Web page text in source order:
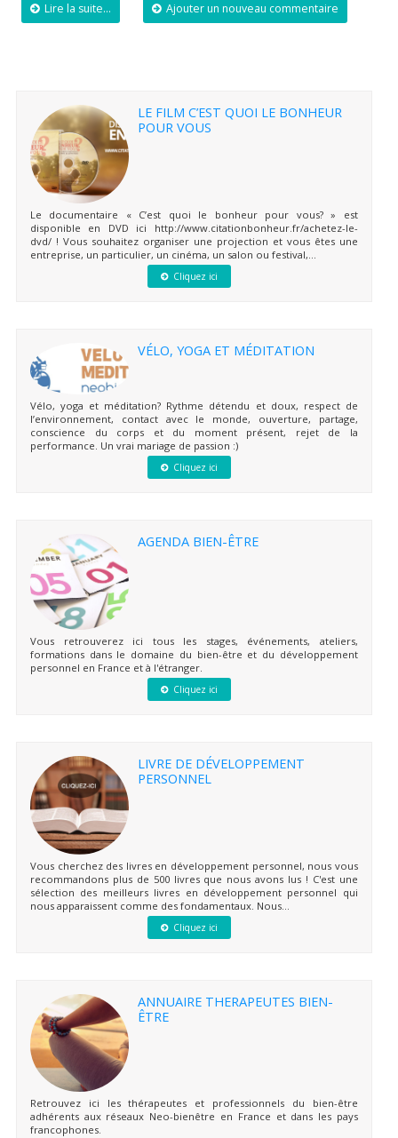
Lire la suite... Ajouter un nouveau commentaire
LE FILM C’EST QUOI LE BONHEUR
POUR VOUS
Le documentaire « C’est quoi le bonheur pour vous? » est
disponible en DVD ici http://www.citationbonheur.fr/achetez-le-
dvd/ ! Vous souhaitez organiser une projection et vous êtes une
entreprise, un particulier, un cinéma, un salon ou festival,...
Cliquez ici
VÉLO, YOGA ET MÉDITATION
Vélo, yoga et méditation? Rythme détendu et doux, respect de
l’environnement, contact avec le monde, ouverture, partage,
conscience du corps et du moment présent, rejet de la
performance. Un vrai mariage de passion :)
Cliquez ici
AGENDA BIEN-ÊTRE
Vous retrouverez ici tous les stages, événements, ateliers,
formations dans le domaine du bien-être et du développement
personnel en France et à l'étranger.
Cliquez ici
LIVRE DE DÉVELOPPEMENT
PERSONNEL
Vous cherchez des livres en développement personnel, nous vous
recommandons plus de 500 livres que nous avons lus ! C'est une
sélection des meilleurs livres en développement personnel qui
nous apparaissent comme des fondamentaux. Nous...
Cliquez ici
ANNUAIRE THERAPEUTES BIEN-
ÊTRE
Retrouvez ici les thérapeutes et professionnels du bien-être
adhérents aux réseaux Neo-bienêtre en France et dans les pays
francophones.